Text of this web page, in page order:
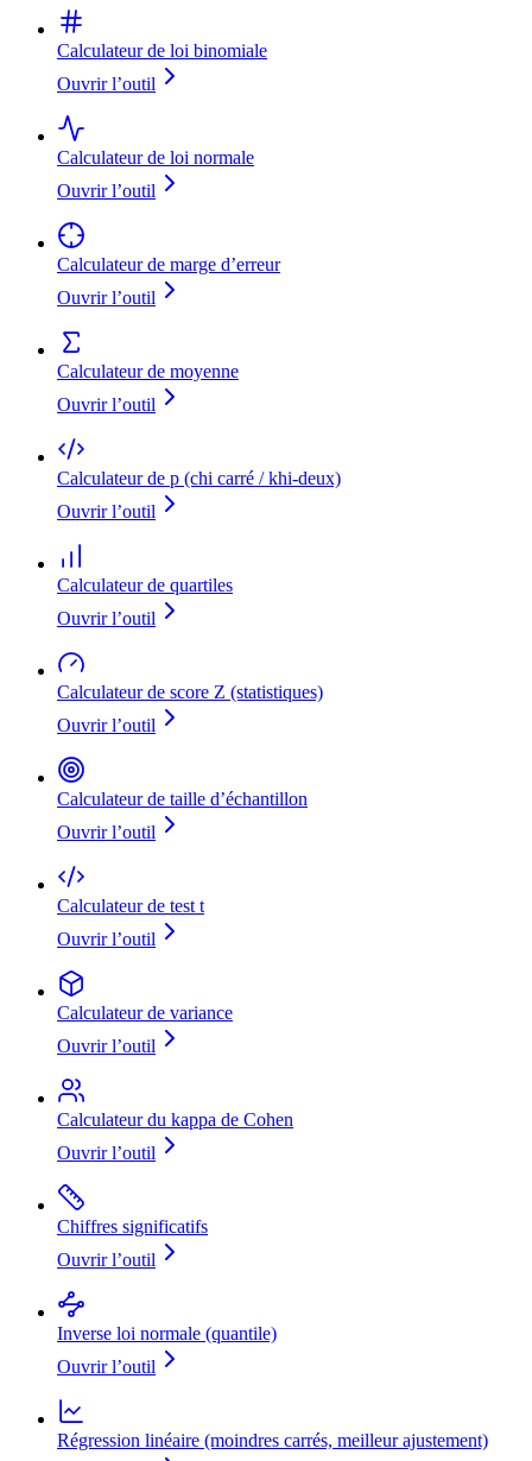
Calculateur de loi binomiale
Ouvrir l’outil
Calculateur de loi normale
Ouvrir l’outil
Calculateur de marge d’erreur
Ouvrir l’outil
Calculateur de moyenne
Ouvrir l’outil
Calculateur de p (chi carré / khi-deux)
Ouvrir l’outil
Calculateur de quartiles
Ouvrir l’outil
Calculateur de score Z (statistiques)
Ouvrir l’outil
Calculateur de taille d’échantillon
Ouvrir l’outil
Calculateur de test t
Ouvrir l’outil
Calculateur de variance
Ouvrir l’outil
Calculateur du kappa de Cohen
Ouvrir l’outil
Chiffres significatifs
Ouvrir l’outil
Inverse loi normale (quantile)
Ouvrir l’outil
Régression linéaire (moindres carrés, meilleur ajustement)